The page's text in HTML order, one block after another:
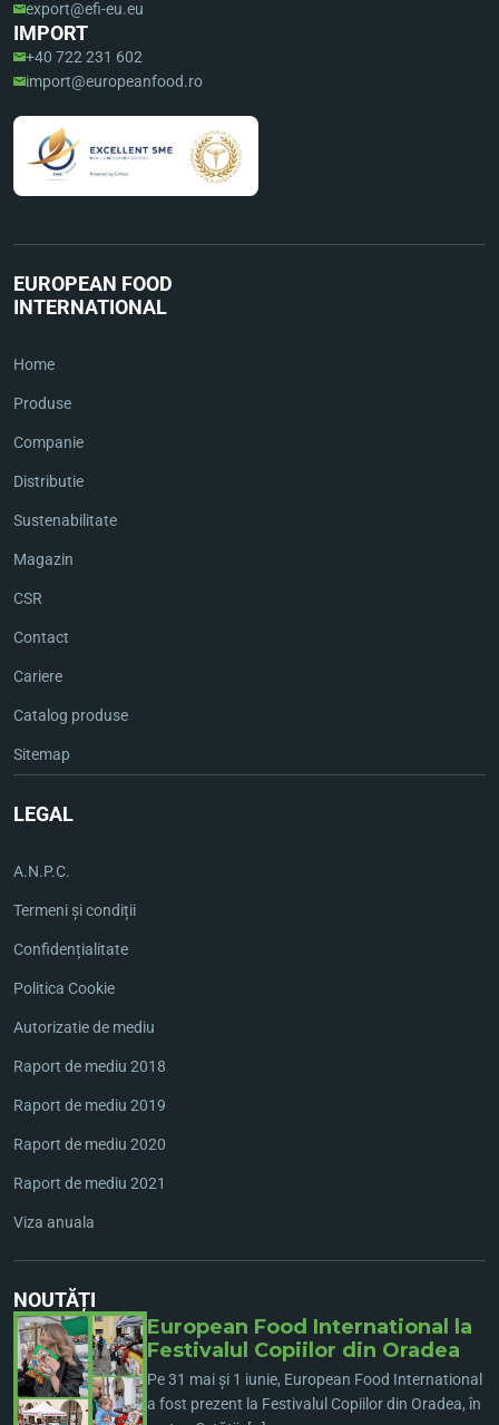
export@efi-eu.eu
IMPORT
+40 722 231 602
import@europeanfood.ro
EUROPEAN FOOD
INTERNATIONAL
Home
Produse
Companie
Distributie
Sustenabilitate
Magazin
CSR
Contact
Cariere
Catalog produse
Sitemap
LEGAL
A.N.P.C.
Termeni și condiții
Confidențialitate
Politica Cookie
Autorizatie de mediu
Raport de mediu 2018
Raport de mediu 2019
Raport de mediu 2020
Raport de mediu 2021
Viza anuala
NOUTĂȚI
European Food International la
Festivalul Copiilor din Oradea
Pe 31 mai și 1 iunie, European Food International
a fost prezent la Festivalul Copiilor din Oradea, în